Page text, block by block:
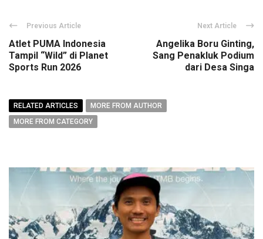
Previous Article
Atlet PUMA Indonesia
Tampil “Wild” di Planet
Sports Run 2026
Next Article
Angelika Boru Ginting,
Sang Penakluk Podium
dari Desa Singa
RELATED ARTICLES
MORE FROM AUTHOR
MORE FROM CATEGORY